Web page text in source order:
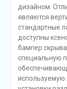
дизайном.
являются
стандартные
доступны
бампер
специальную
используемую